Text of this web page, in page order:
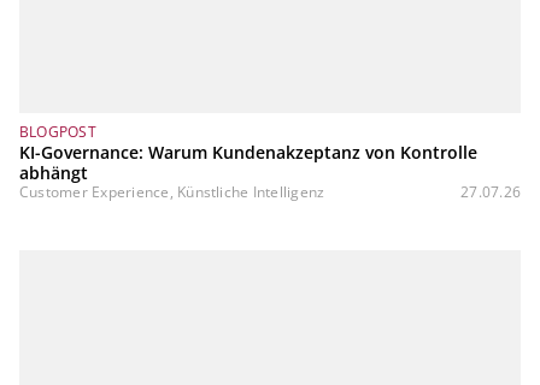
BLOGPOST
KI-Governance: Warum Kundenakzeptanz von Kontrolle
abhängt
Customer Experience, Künstliche Intelligenz 27.07.26